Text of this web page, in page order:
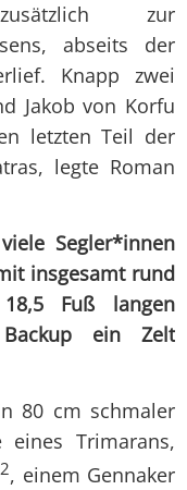
zur
abseits der
Knapp zwei
Jakob von Korfu
letzten Teil der
legte Roman
Segler*innen
insgesamt rund
Fuß langen
ein Zelt
80 cm schmaler
Trimarans,
2, einem Gennaker